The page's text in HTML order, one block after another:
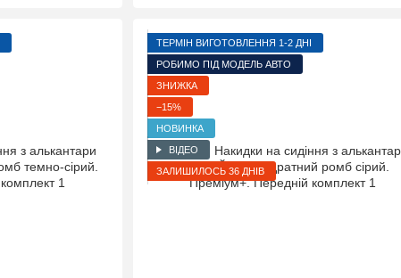
ТЕРМІН ВИГОТОВЛЕННЯ 1-2 ДНІ
РОБИМО ПІД МОДЕЛЬ АВТО
ЗНИЖКА
−15%
НОВИНКА
ВІДЕО
ЗАЛИШИЛОСЬ 36 ДНІВ